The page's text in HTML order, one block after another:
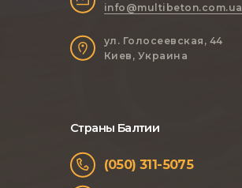
info@multibeton.com.ua
ул. Голосеевская, 44
Киев, Украина
Страны Балтии
(050) 311-5075